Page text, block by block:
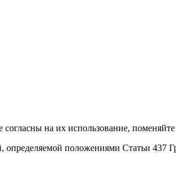
на их использование, поменяйте
положениями Статьи 437